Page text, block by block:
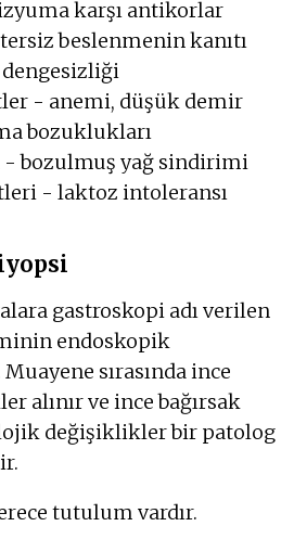
karşı antikorlar
beslenmenin kanıtı
- anemi, düşük demir
bozuklukları
- bozulmuş yağ sindirimi
- laktoz intoleransı
gastroskopi adı verilen
endoskopik
sırasında ince
alınır ve ince bağırsak
değişiklikler bir patolog
tutulum vardır.